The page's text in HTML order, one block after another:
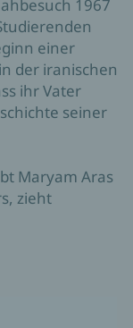
1967
einer
der iranischen
ihr Vater
seiner
Maryam Aras
zieht